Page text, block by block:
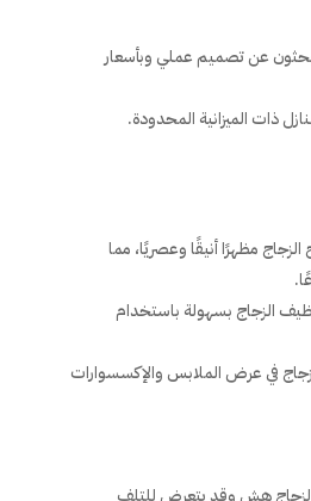
عن تصميم عملي وبأسعار
ذات الميزانية المحدودة.
الزجاج مظهرًا أنيقًا وعصريًا، مما
الزجاج بسهولة باستخدام
في عرض الملابس والإكسسوارات
هش وقد يتعرض للتلف